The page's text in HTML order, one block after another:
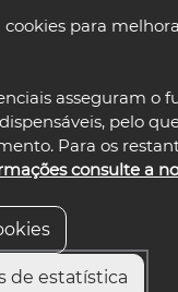
para
asseguram o
pelo
Para os
consulte a
de estatística